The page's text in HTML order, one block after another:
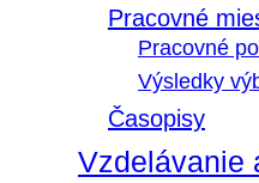
Pracovné
Pracovné
Výsledky
Časopisy
Vzdelávanie